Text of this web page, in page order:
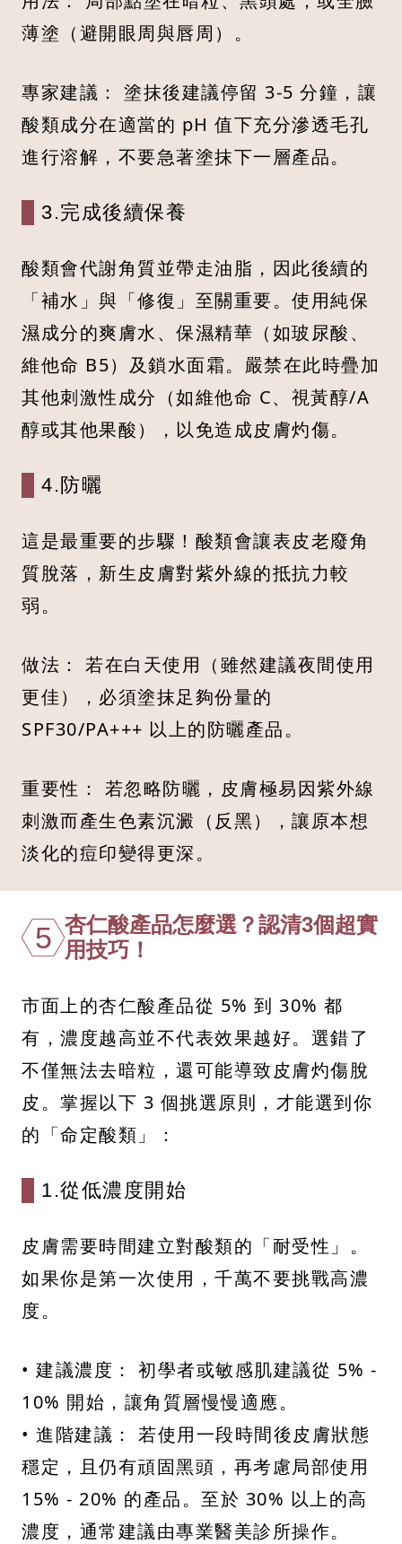
薄塗（避開眼周與唇周）。
專家建議： 塗抹後建議停留 3-5 分鐘，讓
酸類成分在適當的 pH 值下充分滲透毛孔
進行溶解，不要急著塗抹下一層產品。
3.完成後續保養
酸類會代謝角質並帶走油脂，因此後續的
「補水」與「修復」至關重要。使用純保
濕成分的爽膚水、保濕精華（如玻尿酸、
維他命 B5）及鎖水面霜。嚴禁在此時疊加
其他刺激性成分（如維他命 C、視黃醇/A
醇或其他果酸），以免造成皮膚灼傷。
4.防曬
這是最重要的步驟！酸類會讓表皮老廢角
質脫落，新生皮膚對紫外線的抵抗力較
弱。
做法： 若在白天使用（雖然建議夜間使用
更佳），必須塗抹足夠份量的
SPF30/PA+++ 以上的防曬產品。
重要性： 若忽略防曬，皮膚極易因紫外線
刺激而產生色素沉澱（反黑），讓原本想
淡化的痘印變得更深。
5 杏仁酸產品怎麼選？認清3個超實
用技巧！
市面上的杏仁酸產品從 5% 到 30% 都
有，濃度越高並不代表效果越好。選錯了
不僅無法去暗粒，還可能導致皮膚灼傷脫
皮。掌握以下 3 個挑選原則，才能選到你
的「命定酸類」：
1.從低濃度開始
皮膚需要時間建立對酸類的「耐受性」。
如果你是第一次使用，千萬不要挑戰高濃
度。
• 建議濃度： 初學者或敏感肌建議從 5% -
10% 開始，讓角質層慢慢適應。
• 進階建議： 若使用一段時間後皮膚狀態
穩定，且仍有頑固黑頭，再考慮局部使用
15% - 20% 的產品。至於 30% 以上的高
濃度，通常建議由專業醫美診所操作。